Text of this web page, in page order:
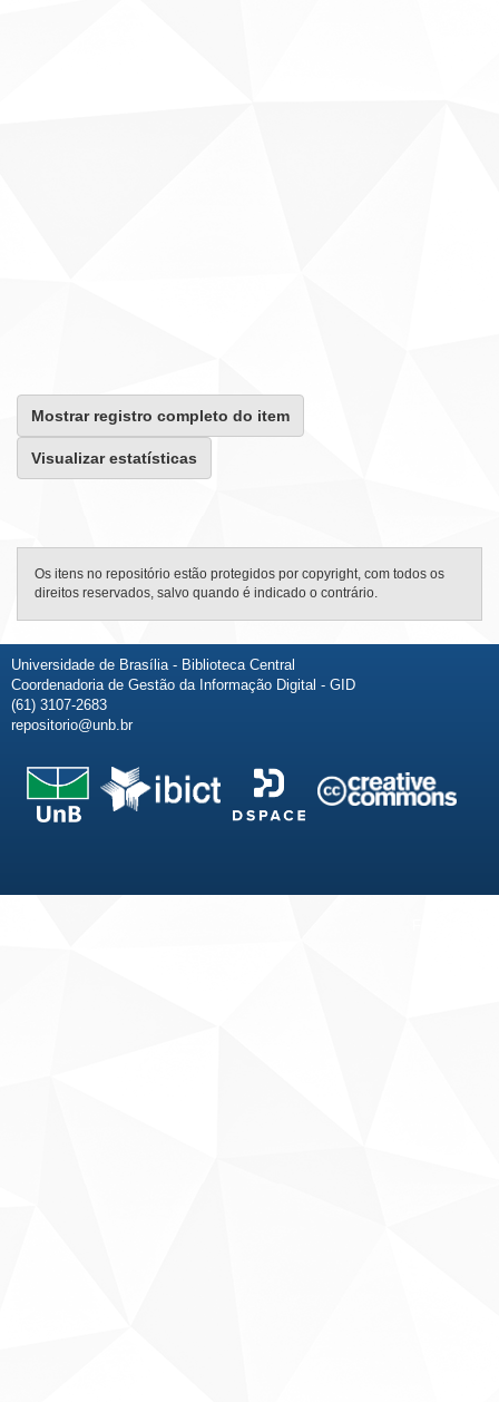
Mostrar registro completo do item
Visualizar estatísticas
Os itens no repositório estão protegidos por copyright, com todos os
direitos reservados, salvo quando é indicado o contrário.
Universidade de Brasília - Biblioteca Central
Coordenadoria de Gestão da Informação Digital - GID
(61) 3107-2683
repositorio@unb.br